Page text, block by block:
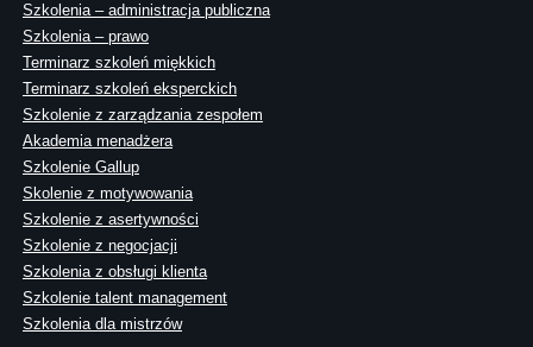
Szkolenia – administracja publiczna
Szkolenia – prawo
Terminarz szkoleń miękkich
Terminarz szkoleń eksperckich
Szkolenie z zarządzania zespołem
Akademia menadżera
Szkolenie Gallup
Skolenie z motywowania
Szkolenie z asertywności
Szkolenie z negocjacji
Szkolenia z obsługi klienta
Szkolenie talent management
Szkolenia dla mistrzów